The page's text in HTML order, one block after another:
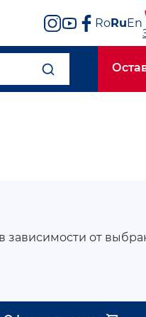
RoRuEn
зависимости от